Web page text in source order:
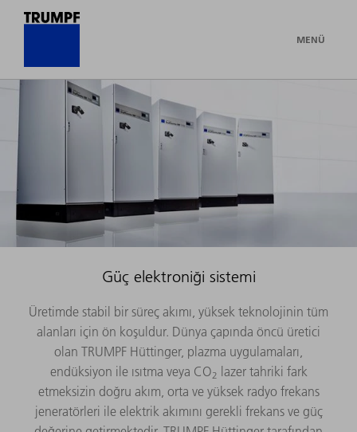
MENÜ
Güç elektroniği sistemi
Üretimde stabil bir süreç akımı, yüksek teknolojinin tüm
alanları için ön koşuldur. Dünya çapında öncü üretici
olan TRUMPF Hüttinger, plazma uygulamaları,
endüksiyon ile ısıtma veya CO2 lazer tahriki fark
etmeksizin doğru akım, orta ve yüksek radyo frekans
jeneratörleri ile elektrik akımını gerekli frekans ve güç